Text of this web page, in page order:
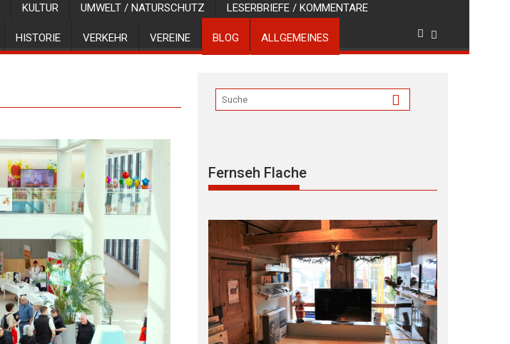
KULTUR UMWELT / NATURSCHUTZ LESERBRIEFE / KOMMENTARE
HISTORIE VERKEHR VEREINE BLOG ALLGEMEINES
Fernseh Flache